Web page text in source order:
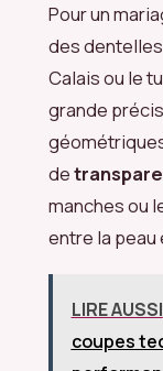
Pour un
des
Calais ou le
grande
de
manches ou
entre la peau
LIRE AUSSI
coupes